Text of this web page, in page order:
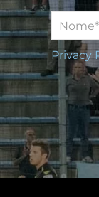
Privacy